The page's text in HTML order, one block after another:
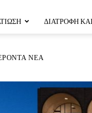
ΔΙΑΤΡΟΦΉ
ΝΈΑ